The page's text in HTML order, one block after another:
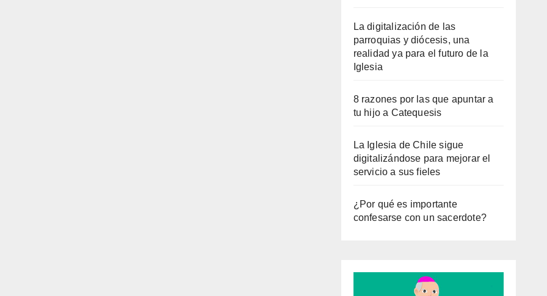
La digitalización de las
parroquias y diócesis, una
realidad ya para el futuro de la
Iglesia
8 razones por las que apuntar a
tu hijo a Catequesis
La Iglesia de Chile sigue
digitalizándose para mejorar el
servicio a sus fieles
¿Por qué es importante
confesarse con un sacerdote?